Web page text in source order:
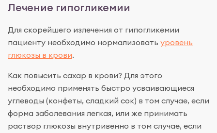
Лечение гипогликемии
Для скорейшего излечения от гипогликемии
пациенту необходимо нормализовать уровень
глюкозы в крови.
Как повысить сахар в крови? Для этого
необходимо применять быстро усваивающиеся
углеводы (конфеты, сладкий сок) в том случае, если
форма заболевания легкая, или же принимать
раствор глюкозы внутривенно в том случае, если